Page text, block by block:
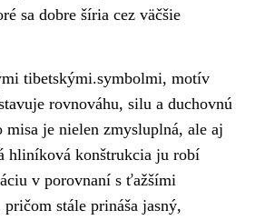
sa dobre šíria cez väčšie
tibetskými.symbolmi, motív
rovnováhu, silu a duchovnú
misa je nielen zmysluplná, ale aj
hliníková konštrukcia ju robí
v porovnaní s ťažšími
stále prináša jasný,